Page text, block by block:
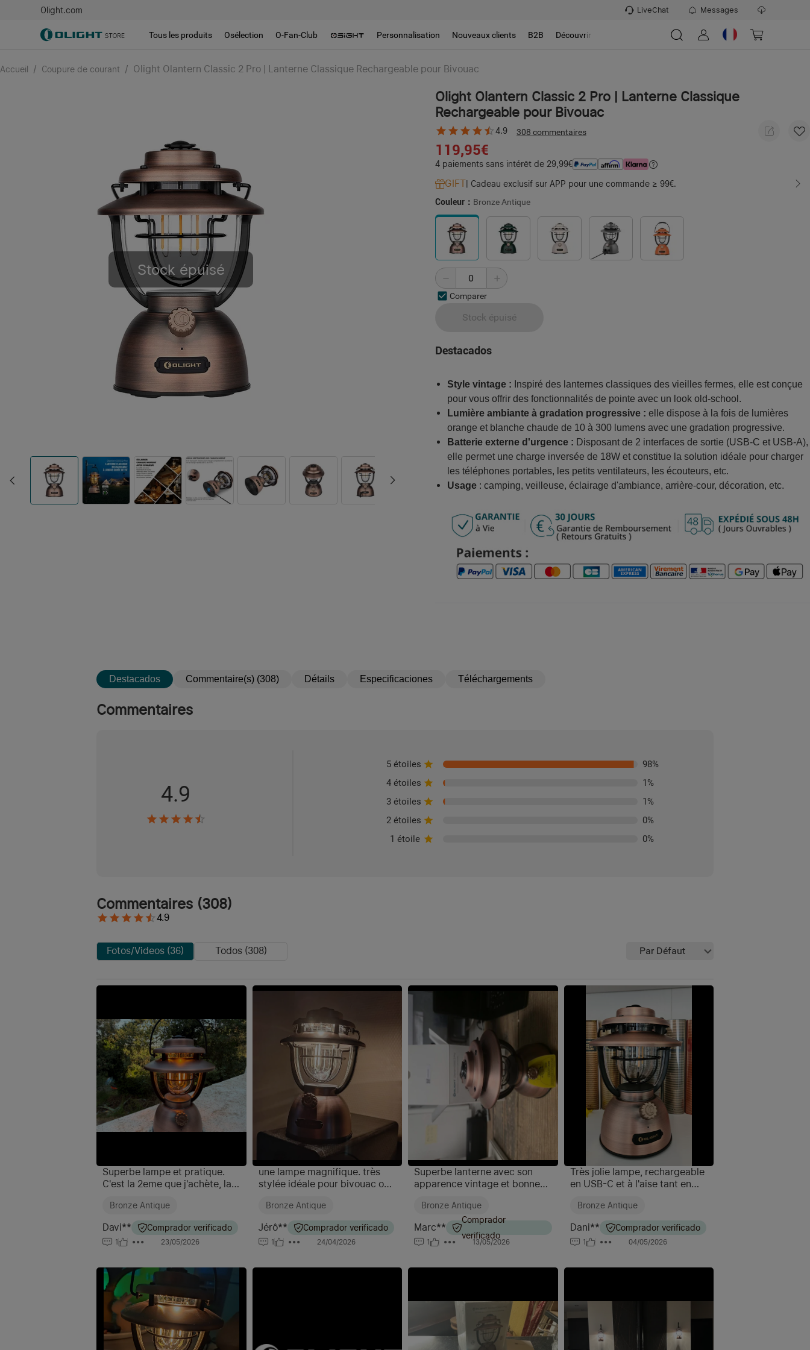
Olight.com LiveChat Messages
Tous les produits Osélection O-Fan-Club Personnalisation Nouveaux clients B2B Découvrir
Accueil / Coupure de courant / Olight Olantern Classic 2 Pro | Lanterne Classique Rechargeable pour Bivouac
Stock épuisé
Olight Olantern Classic 2 Pro | Lanterne Classique
Rechargeable pour Bivouac
4.9 308 commentaires
119,95€
4 paiements sans intérêt de 29,99€
GIFT| Cadeau exclusif sur APP pour une commande ≥ 99€.
Couleur： Bronze Antique
Comparer
Stock épuisé
Destacados
Style vintage : Inspiré des lanternes classiques des vieilles fermes, elle est conçue
pour vous offrir des fonctionnalités de pointe avec un look old-school.
Lumière ambiante à gradation progressive : elle dispose à la fois de lumières
orange et blanche chaude de 10 à 300 lumens avec une gradation progressive.
Batterie externe d'urgence : Disposant de 2 interfaces de sortie (USB-C et USB-A),
elle permet une charge inversée de 18W et constitue la solution idéale pour charger
les téléphones portables, les petits ventilateurs, les écouteurs, etc.
Usage : camping, veilleuse, éclairage d'ambiance, arrière-cour, décoration, etc.
Destacados Commentaire(s) (308) Détails Especificaciones Téléchargements
Commentaires
4.9
5 étoiles 98%
4 étoiles
1%
3 étoiles
1%
2 étoiles
0%
1 étoile
0%
Commentaires (308)
4.9
Fotos/Videos (36) Todos (308) Par Défaut
Superbe lampe et pratique.
C'est la 2eme que j'achète, la
Olantern mini.
Bronze Antique
Davi** Comprador verificado
1 23/05/2026
une lampe magnifique. très
stylée idéale pour bivouac ou
aussi efficace en déco . un vrai
finition
Bronze Antique
Jérô** Comprador verificado
1 24/04/2026
Superbe lanterne avec son
apparence vintage et bonne
recommande les yeux fermés !
Bronze Antique
Marc**
Comprador
verificado
1 13/05/2026
Très jolie lampe, rechargeable
en USB-C et à l'aise tant en
bivouac. Deux types
deux intensités
Bronze Antique
Dani** Comprador verificado
1 04/05/2026